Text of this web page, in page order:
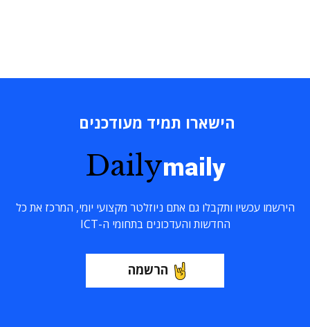
הישארו תמיד מעודכנים
Dailymaily
הירשמו עכשיו ותקבלו גם אתם ניוזלטר מקצועי יומי, המרכז את כל
החדשות והעדכונים בתחומי ה-ICT
הרשמה